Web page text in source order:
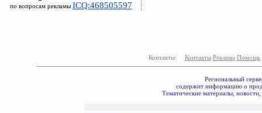
по вопросам рекламы ICQ:468505597
Контакты: Контакты Реклама Помощь
Региональный
содержит информацию о
Тематические материалы,